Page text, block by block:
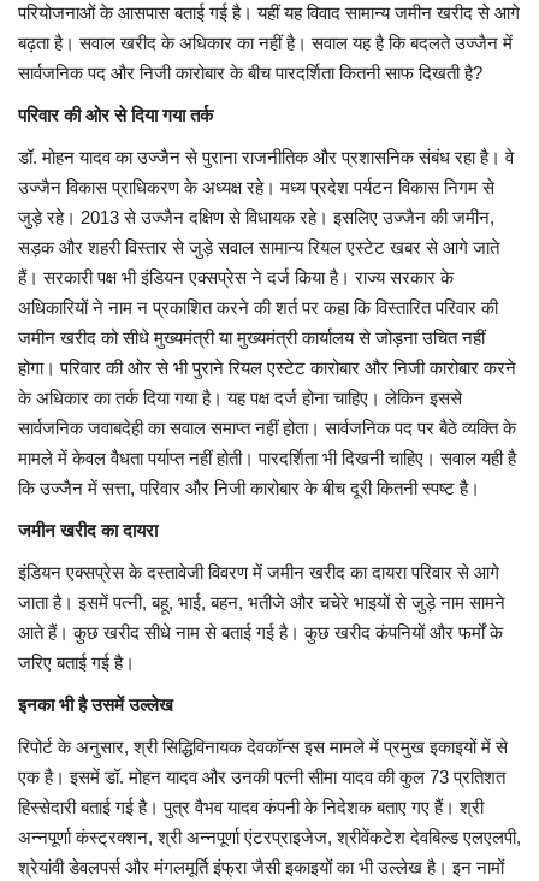
परियोजनाओं के आसपास बताई गई है। यहीं यह विवाद सामान्य जमीन खरीद से आगे
बढ़ता है। सवाल खरीद के अधिकार का नहीं है। सवाल यह है कि बदलते उज्जैन में
सार्वजनिक पद और निजी कारोबार के बीच पारदर्शिता कितनी साफ दिखती है?
परिवार की ओर से दिया गया तर्क
डॉ. मोहन यादव का उज्जैन से पुराना राजनीतिक और प्रशासनिक संबंध रहा है। वे
उज्जैन विकास प्राधिकरण के अध्यक्ष रहे। मध्य प्रदेश पर्यटन विकास निगम से
जुड़े रहे। 2013 से उज्जैन दक्षिण से विधायक रहे। इसलिए उज्जैन की जमीन,
सड़क और शहरी विस्तार से जुड़े सवाल सामान्य रियल एस्टेट खबर से आगे जाते
हैं। सरकारी पक्ष भी इंडियन एक्सप्रेस ने दर्ज किया है। राज्य सरकार के
अधिकारियों ने नाम न प्रकाशित करने की शर्त पर कहा कि विस्तारित परिवार की
जमीन खरीद को सीधे मुख्यमंत्री या मुख्यमंत्री कार्यालय से जोड़ना उचित नहीं
होगा। परिवार की ओर से भी पुराने रियल एस्टेट कारोबार और निजी कारोबार करने
के अधिकार का तर्क दिया गया है। यह पक्ष दर्ज होना चाहिए। लेकिन इससे
सार्वजनिक जवाबदेही का सवाल समाप्त नहीं होता। सार्वजनिक पद पर बैठे व्यक्ति के
मामले में केवल वैधता पर्याप्त नहीं होती। पारदर्शिता भी दिखनी चाहिए। सवाल यही है
कि उज्जैन में सत्ता, परिवार और निजी कारोबार के बीच दूरी कितनी स्पष्ट है।
जमीन खरीद का दायरा
इंडियन एक्सप्रेस के दस्तावेजी विवरण में जमीन खरीद का दायरा परिवार से आगे
जाता है। इसमें पत्नी, बहू, भाई, बहन, भतीजे और चचेरे भाइयों से जुड़े नाम सामने
आते हैं। कुछ खरीद सीधे नाम से बताई गई है। कुछ खरीद कंपनियों और फर्मों के
जरिए बताई गई है।
इनका भी है उसमें उल्लेख
रिपोर्ट के अनुसार, श्री सिद्धिविनायक देवकॉन्स इस मामले में प्रमुख इकाइयों में से
एक है। इसमें डॉ. मोहन यादव और उनकी पत्नी सीमा यादव की कुल 73 प्रतिशत
हिस्सेदारी बताई गई है। पुत्र वैभव यादव कंपनी के निदेशक बताए गए हैं। श्री
अन्नपूर्णा कंस्ट्रक्शन, श्री अन्नपूर्णा एंटरप्राइजेज, श्रीवेंकटेश देवबिल्ड एलएलपी,
श्रेयांवी डेवलपर्स और मंगलमूर्ति इंफ्रा जैसी इकाइयों का भी उल्लेख है। इन नामों